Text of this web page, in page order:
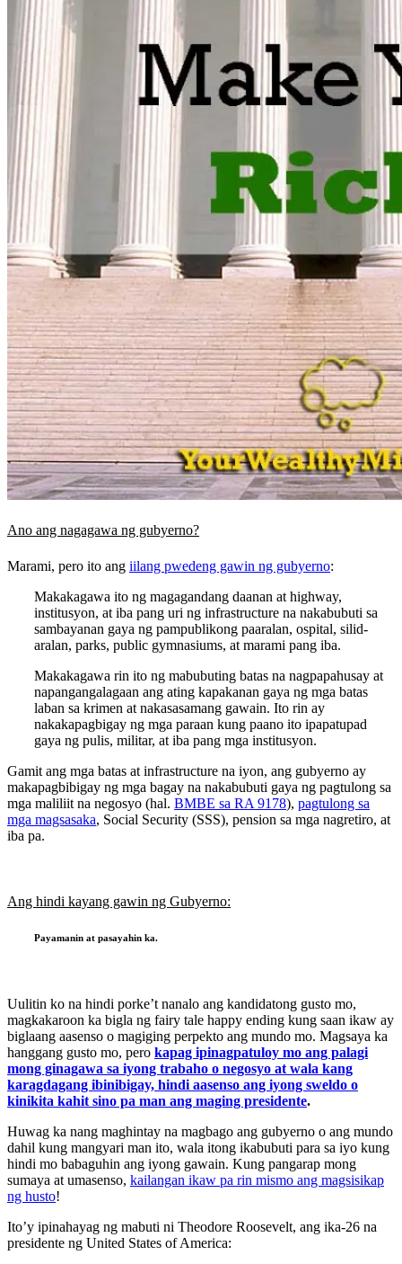
Ano ang nagagawa ng gubyerno?
Marami, pero ito ang iilang pwedeng gawin ng gubyerno:
Makakagawa ito ng magagandang daanan at highway,
institusyon, at iba pang uri ng infrastructure na nakabubuti sa
sambayanan gaya ng pampublikong paaralan, ospital, silid-
aralan, parks, public gymnasiums, at marami pang iba.
Makakagawa rin ito ng mabubuting batas na nagpapahusay at
napangangalagaan ang ating kapakanan gaya ng mga batas
laban sa krimen at nakasasamang gawain. Ito rin ay
nakakapagbigay ng mga paraan kung paano ito ipapatupad
gaya ng pulis, militar, at iba pang mga institusyon.
Gamit ang mga batas at infrastructure na iyon, ang gubyerno ay
makapagbibigay ng mga bagay na nakabubuti gaya ng pagtulong sa
mga maliliit na negosyo (hal. BMBE sa RA 9178), pagtulong sa
mga magsasaka, Social Security (SSS), pension sa mga nagretiro, at
iba pa.
Ang hindi kayang gawin ng Gubyerno:
Payamanin at pasayahin ka.
Uulitin ko na hindi porke’t nanalo ang kandidatong gusto mo,
magkakaroon ka bigla ng fairy tale happy ending kung saan ikaw ay
biglaang aasenso o magiging perpekto ang mundo mo. Magsaya ka
hanggang gusto mo, pero kapag ipinagpatuloy mo ang palagi
mong ginagawa sa iyong trabaho o negosyo at wala kang
karagdagang ibinibigay, hindi aasenso ang iyong sweldo o
kinikita kahit sino pa man ang maging presidente.
Huwag ka nang maghintay na magbago ang gubyerno o ang mundo
dahil kung mangyari man ito, wala itong ikabubuti para sa iyo kung
hindi mo babaguhin ang iyong gawain. Kung pangarap mong
sumaya at umasenso, kailangan ikaw pa rin mismo ang magsisikap
ng husto!
Ito’y ipinahayag ng mabuti ni Theodore Roosevelt, ang ika-26 na
presidente ng United States of America: